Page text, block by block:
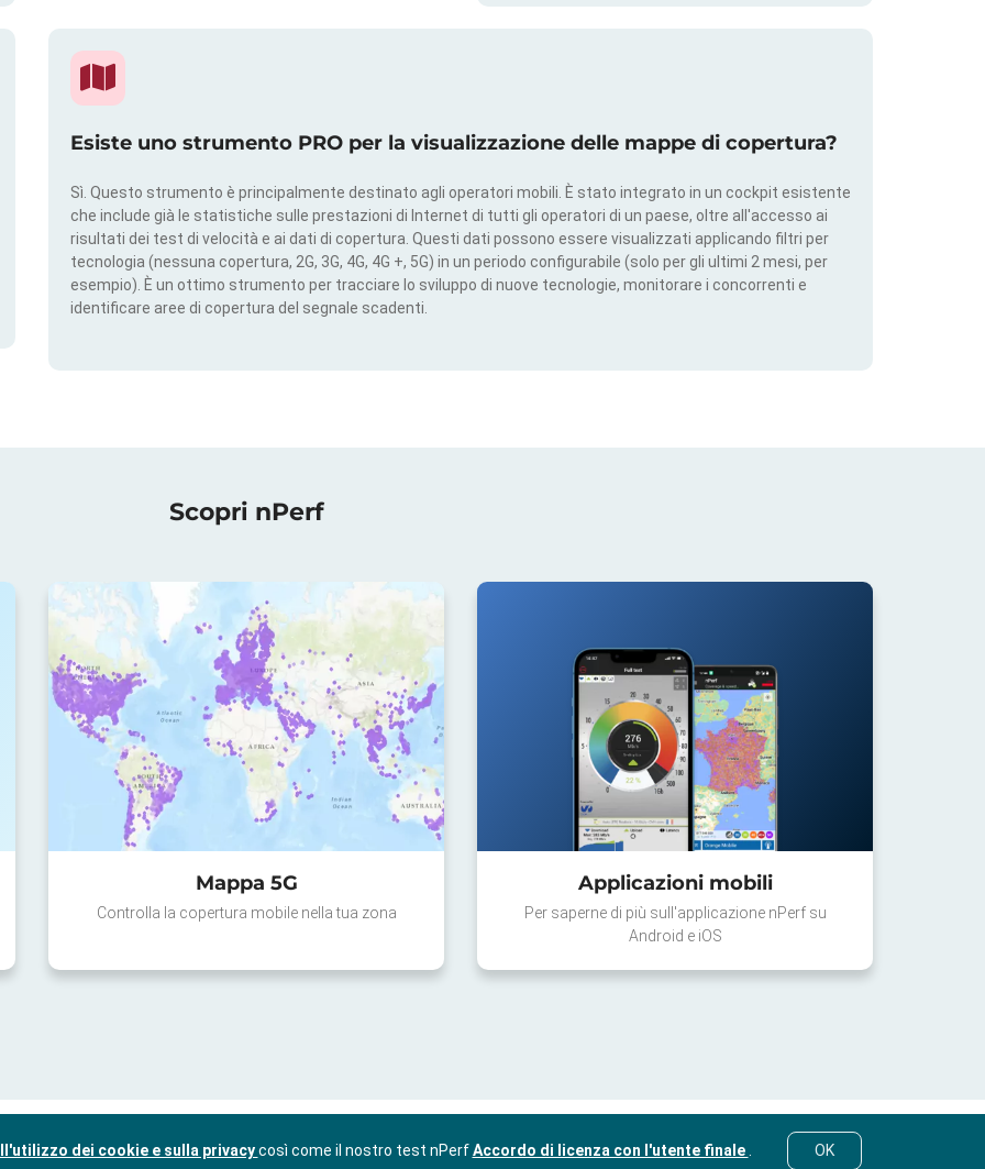
Esiste uno strumento PRO per la visualizzazione delle mappe di copertura?
Sì. Questo strumento è principalmente destinato agli operatori mobili. È stato integrato in un cockpit esistente
che include già le statistiche sulle prestazioni di Internet di tutti gli operatori di un paese, oltre all'accesso ai
risultati dei test di velocità e ai dati di copertura. Questi dati possono essere visualizzati applicando filtri per
tecnologia (nessuna copertura, 2G, 3G, 4G, 4G +, 5G) in un periodo configurabile (solo per gli ultimi 2 mesi, per
esempio). È un ottimo strumento per tracciare lo sviluppo di nuove tecnologie, monitorare i concorrenti e
identificare aree di copertura del segnale scadenti.
Scopri nPerf
Mappa 5G
Controlla la copertura mobile nella tua zona
Applicazioni mobili
Per saperne di più sull'applicazione nPerf su
Android e iOS
dei cookie e sulla privacycosì come il nostro test nPerfAccordo di licenza con l'utente finale OK